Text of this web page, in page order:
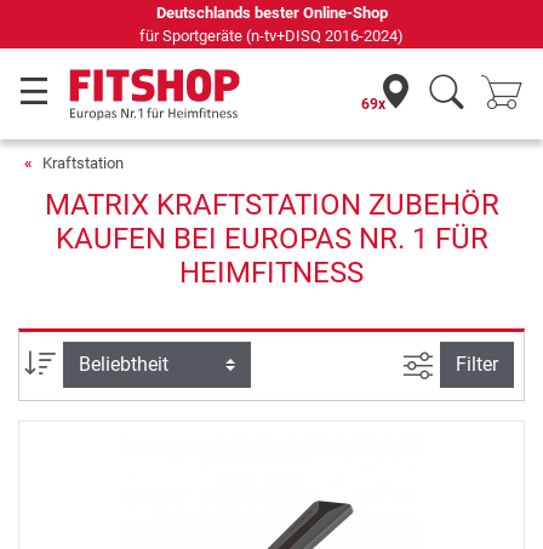
Deutschlands bester Online-Shop
für Sportgeräte (n-tv+DISQ 2016-2024)
69x
Kraftstation
MATRIX KRAFTSTATION ZUBEHÖR
KAUFEN BEI EUROPAS NR. 1 FÜR
HEIMFITNESS
Sortierung Ansicht
Filter